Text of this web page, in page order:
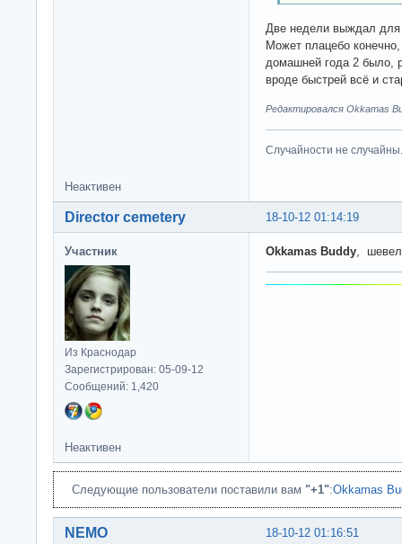
Две недели выждал для
Может плацебо
домашней года 2 было,
вроде быстрей всё и
Редактировался Okkamas
Случайности не случайны.
Неактивен
18-10-12 01:14:19
Director cemetery
Участник
Из Краснодар
Зарегистрирован: 05-09-12
Сообщений: 1,420
Okkamas Buddy,
Неактивен
Следующие пользователи поставили вам "+1":Okkamas
18-10-12 01:16:51
NEMO